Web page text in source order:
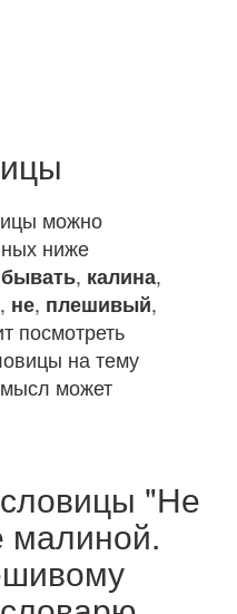
можно
ниже
бывать, калина,
, не, плешивый,
посмотреть
на тему
может
"Не
малиной.